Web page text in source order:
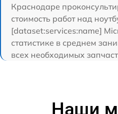
Краснодаре
стоимость работ над
[dataset:services:name]
статистике в среднем
всех необходимых
Наши